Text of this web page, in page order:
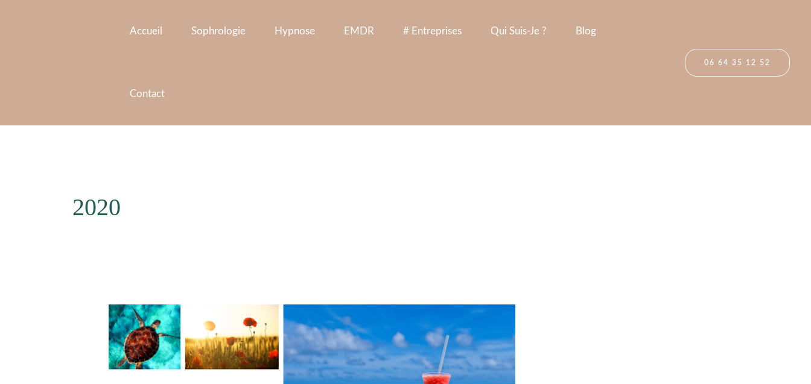
Accueil Sophrologie Hypnose EMDR # Entreprises Qui Suis-Je ? Blog
Contact
06 64 35 12 52
2020
Voeux
2020